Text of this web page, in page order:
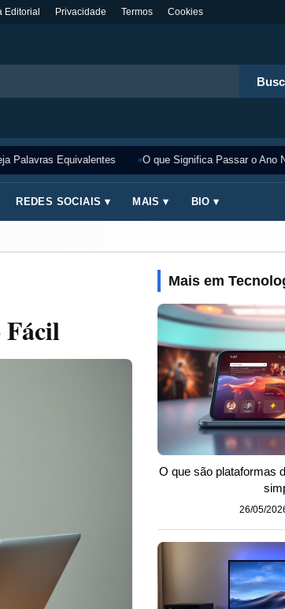
Editorial Privacidade Termos Cookies
Palavras Equivalentes O que Significa Passar o Ano
REDES SOCIAIS ▾ MAIS ▾ BIO ▾
Fácil
Mais em
O que são plataformas
26/05/